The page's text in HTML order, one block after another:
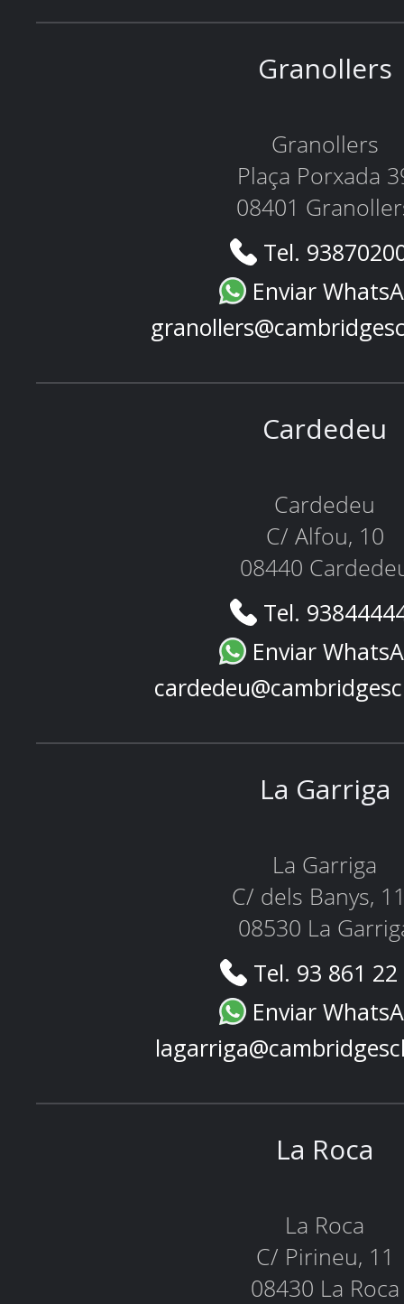
Granollers
Granollers
Plaça Porxada
08401
Tel.
Enviar
Cardedeu
Cardedeu
C/ Alfou, 10
08440
Tel.
Enviar
La Garriga
La Garriga
C/ dels Banys,
08530 La
Tel. 93 861
Enviar
La Roca
La Roca
C/ Pirineu, 11
08430 La Roca